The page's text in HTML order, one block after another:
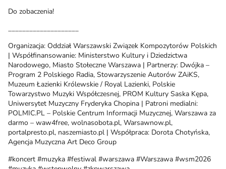
Do zobaczenia!
____________________
Organizacja: Oddział Warszawski Związek Kompozytorów Polskich
| Współfinansowanie: Ministerstwo Kultury i Dziedzictwa
Narodowego, Miasto Stołeczne Warszawa | Partnerzy: Dwójka –
Program 2 Polskiego Radia, Stowarzyszenie Autorów ZAiKS,
Muzeum Łazienki Królewskie / Royal Lazienki, Polskie
Towarzystwo Muzyki Współczesnej, PROM Kultury Saska Kępa,
Uniwersytet Muzyczny Fryderyka Chopina | Patroni medialni:
POLMIC.PL – Polskie Centrum Informacji Muzycznej, Warszawa za
darmo – waw4free, wolnasobota.pl, Warsawnow.pl,
portalpresto.pl, naszemiasto.pl | Współpraca: Dorota Chotyńska,
Agencja Muzyczna Art Deco Group
#koncert #muzyka #festiwal #warszawa #Warszawa #wsm2026